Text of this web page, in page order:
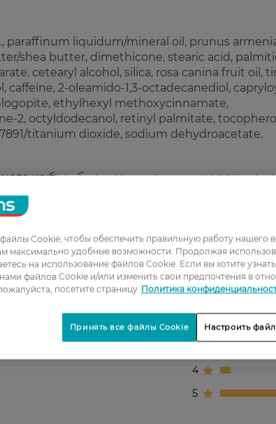
paraffinum liquidum/mineral oil, prunus
shea butter, dimethicone, stearic acid,
cetearyl alcohol, silica, rosa canina fruit oil,
2-oleamido-1,3-octadecanediol,
ethylhexyl methoxycinnamate,
2, octyldodecanol, retinyl palmitate,
titanium dioxide, sodium dehydroacetate.
на борьбу с морщинами и укрепление
4
5
Cookie, чтобы обеспечить правильную работу нашего
максимально удобные возможности. Продолжая
на использование файлов Cookie. Если вы хотите
файлов Cookie и/или изменить свои предпочтения в
посетите страницу Политика
Настроить
Принять все файлы Cookie